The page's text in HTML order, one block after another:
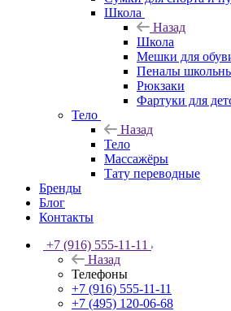
Школа
Назад
Школа
Мешки для
Пеналы
Рюкзаки
Фартуки для
Тело
Назад
Тело
Массажёры
Тату переводные
Бренды
Блог
Контакты
+7 (916) 555-11-11
Назад
Телефоны
+7 (916) 555-11-11
+7 (495) 120-06-68